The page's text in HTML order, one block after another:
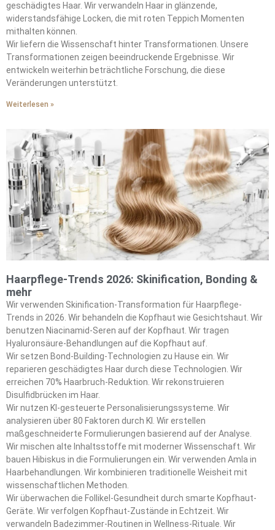
geschädigtes Haar. Wir verwandeln Haar in glänzende,
widerstandsfähige Locken, die mit roten Teppich Momenten
mithalten können.
Wir liefern die Wissenschaft hinter Transformationen. Unsere
Transformationen zeigen beeindruckende Ergebnisse. Wir
entwickeln weiterhin beträchtliche Forschung, die diese
Veränderungen unterstützt.
Weiterlesen »
Haarpflege-Trends 2026: Skinification, Bonding &
mehr
Wir verwenden Skinification-Transformation für Haarpflege-
Trends in 2026. Wir behandeln die Kopfhaut wie Gesichtshaut. Wir
benutzen Niacinamid-Seren auf der Kopfhaut. Wir tragen
Hyaluronsäure-Behandlungen auf die Kopfhaut auf.
Wir setzen Bond-Building-Technologien zu Hause ein. Wir
reparieren geschädigtes Haar durch diese Technologien. Wir
erreichen 70% Haarbruch-Reduktion. Wir rekonstruieren
Disulfidbrücken im Haar.
Wir nutzen KI-gesteuerte Personalisierungssysteme. Wir
analysieren über 80 Faktoren durch KI. Wir erstellen
maßgeschneiderte Formulierungen basierend auf der Analyse.
Wir mischen alte Inhaltsstoffe mit moderner Wissenschaft. Wir
bauen Hibiskus in die Formulierungen ein. Wir verwenden Amla in
Haarbehandlungen. Wir kombinieren traditionelle Weisheit mit
wissenschaftlichen Methoden.
Wir überwachen die Follikel-Gesundheit durch smarte Kopfhaut-
Geräte. Wir verfolgen Kopfhaut-Zustände in Echtzeit. Wir
verwandeln Badezimmer-Routinen in Wellness-Rituale. Wir